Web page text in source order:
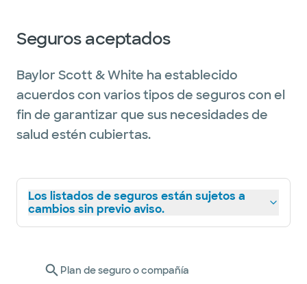
Seguros aceptados
Baylor Scott & White ha establecido
acuerdos con varios tipos de seguros con el
fin de garantizar que sus necesidades de
salud estén cubiertas.
Los listados de seguros están sujetos a
cambios sin previo aviso.
Plan de seguro o compañía